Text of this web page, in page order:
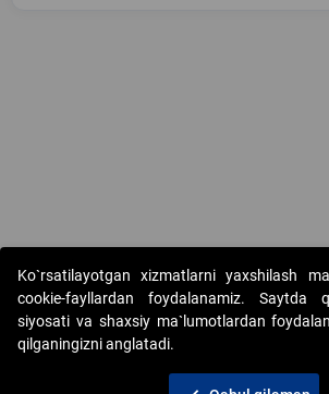
Copyright © 2017-2026. "Elektron onlayn-
AJ. Barcha huquqlar himoyalangan
Ko`rsatilayotgan xizmatlarni yaxshilash
cookie-fayllardan foydalanamiz. Saytda
siyosati va shaxsiy ma`lumotlardan
qilganingizni anglatadi.